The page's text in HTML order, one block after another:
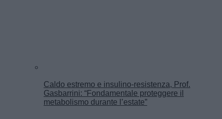
Caldo estremo e insulino-resistenza, Prof.
Gasbarrini: “Fondamentale proteggere il
metabolismo durante l’estate”